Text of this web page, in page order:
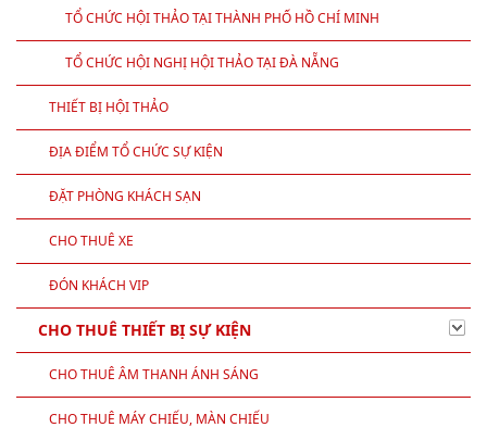
HỘI NGHỊ HỘI THẢO
HỘI NGHỊ HỘI THẢO
TỔ CHỨC HỘI THẢO TẠI HÀ NỘI
TỔ CHỨC HỘI THẢO TẠI THÀNH PHỐ HỒ CHÍ MINH
TỔ CHỨC HỘI NGHỊ HỘI THẢO TẠI ĐÀ NẴNG
THIẾT BỊ HỘI THẢO
ĐỊA ĐIỂM TỔ CHỨC SỰ KIỆN
ĐẶT PHÒNG KHÁCH SẠN
CHO THUÊ XE
ĐÓN KHÁCH VIP